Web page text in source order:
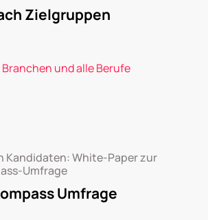
Zielgruppen
und alle Berufe
Kandidaten: White-Paper zur
Umfrage
Umfrage